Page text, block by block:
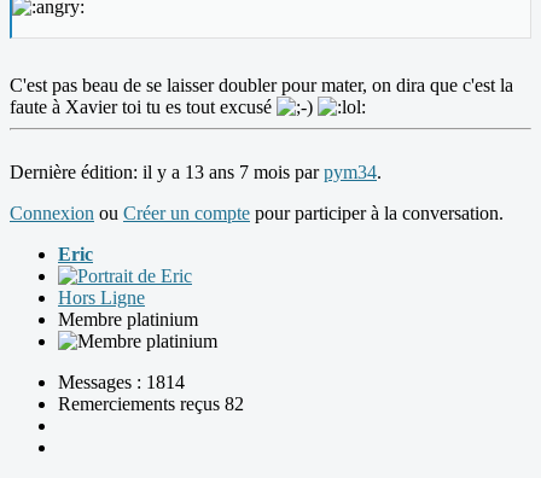
C'est pas beau de se laisser doubler pour mater, on dira que c'est la
faute à Xavier toi tu es tout excusé
Dernière édition: il y a 13 ans 7 mois parpym34.
Connexion ou Créer un compte pour participer à la conversation.
Eric
Hors Ligne
Membre platinium
Messages : 1814
Remerciements reçus 82